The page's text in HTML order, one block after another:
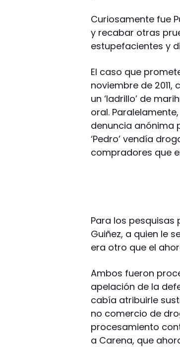
Curiosamente fue
y recabar otras
estupefacientes y
El caso que
noviembre de
un ‘ladrillo’ de
oral.
denuncia anónima
‘Pedro’ vendía
compradores que
Para los pesquisas
Guiñez, a quien le
era otro que el
Ambos fueron
apelación de la
cabía atribuirle
no comercio de
procesamiento
a Carena, que